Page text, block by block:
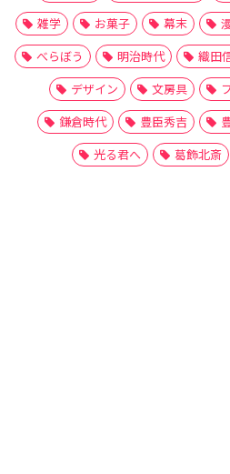
雑学
お菓子 幕末
べらぼう
明治時代 織田
デザイン
文房具
鎌倉時代
豊臣秀吉
光る君へ
葛飾北斎